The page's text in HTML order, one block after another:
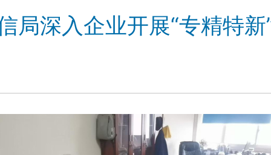
局深入企业开展“专精特